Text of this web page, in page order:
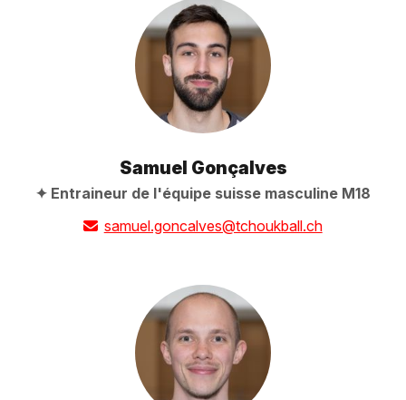
Samuel Gonçalves
Entraineur de l'équipe suisse masculine M18
samuel.goncalves@tchoukball.ch